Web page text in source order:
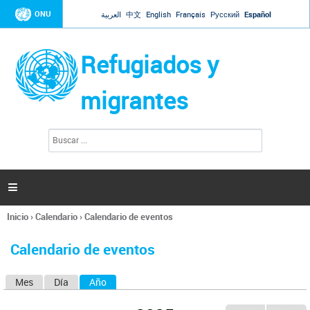
Jump to navigation
ONU العربية 中文 English Français Русский Español
Refugiados y
migrantes
l
s

Se
usted
Inicio›Calendario›Calendario de eventos
Calendario de eventos
Mes Día Año